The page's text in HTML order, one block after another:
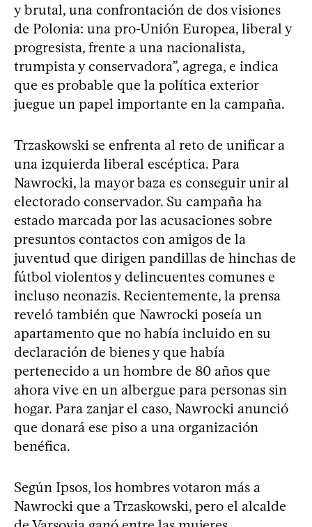
y brutal, una confrontación de dos visiones
de Polonia: una pro-Unión Europea, liberal y
progresista, frente a una nacionalista,
trumpista y conservadora”, agrega, e indica
que es probable que la política exterior
juegue un papel importante en la campaña.
Trzaskowski se enfrenta al reto de unificar a
una izquierda liberal escéptica. Para
Nawrocki, la mayor baza es conseguir unir al
electorado conservador. Su campaña ha
estado marcada por las acusaciones sobre
presuntos contactos con amigos de la
juventud que dirigen pandillas de hinchas de
fútbol violentos y delincuentes comunes e
incluso neonazis. Recientemente, la prensa
reveló también que Nawrocki poseía un
apartamento que no había incluido en su
declaración de bienes y que había
pertenecido a un hombre de 80 años que
ahora vive en un albergue para personas sin
hogar. Para zanjar el caso, Nawrocki anunció
que donará ese piso a una organización
benéfica.
Según Ipsos, los hombres votaron más a
Nawrocki que a Trzaskowski, pero el alcalde